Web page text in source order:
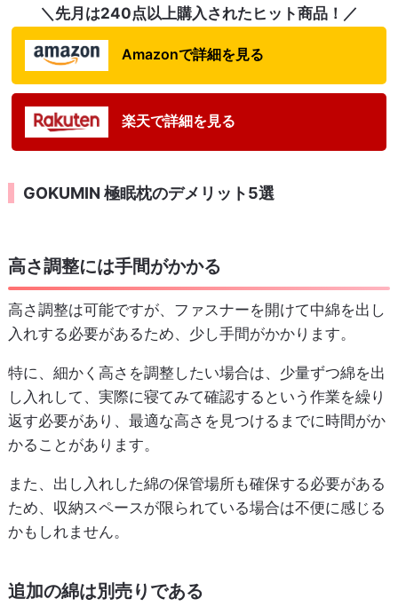
＼先月は240点以上購入されたヒット商品！／
Amazonで詳細を見る
楽天で詳細を見る
GOKUMIN 極眠枕のデメリット5選
高さ調整には手間がかかる
高さ調整は可能ですが、ファスナーを開けて中綿を出し
入れする必要があるため、少し手間がかかります。
特に、細かく高さを調整したい場合は、少量ずつ綿を出
し入れして、実際に寝てみて確認するという作業を繰り
返す必要があり、最適な高さを見つけるまでに時間がか
かることがあります。
また、出し入れした綿の保管場所も確保する必要がある
ため、収納スペースが限られている場合は不便に感じる
かもしれません。
追加の綿は別売りである